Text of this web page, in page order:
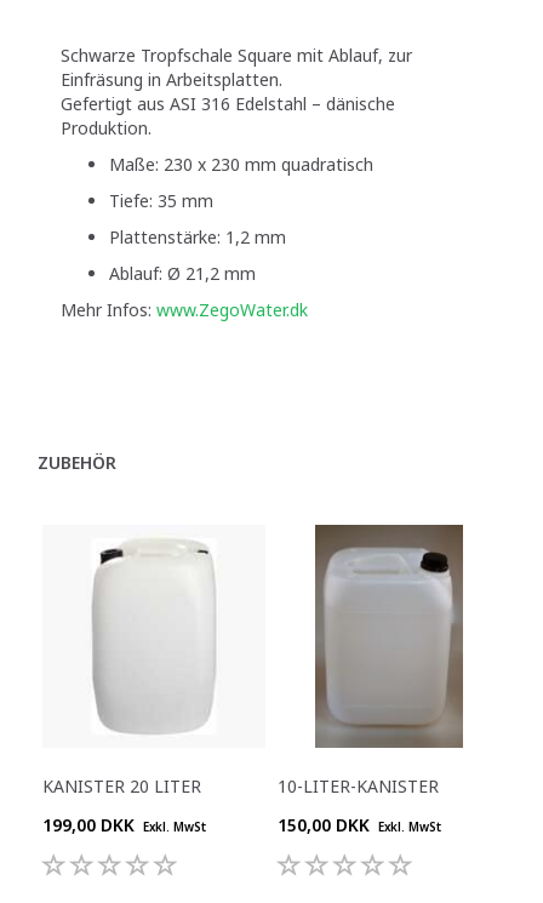
Schwarze Tropfschale Square mit Ablauf, zur
Einfräsung in Arbeitsplatten.
Gefertigt aus ASI 316 Edelstahl – dänische
Produktion.
Maße: 230 x 230 mm quadratisch
Tiefe: 35 mm
Plattenstärke: 1,2 mm
Ablauf: Ø 21,2 mm
Mehr Infos: www.ZegoWater.dk
ZUBEHÖR
KANISTER 20 LITER
199,00 DKK Exkl. MwSt
10-LITER-KANISTER
150,00 DKK Exkl. MwSt